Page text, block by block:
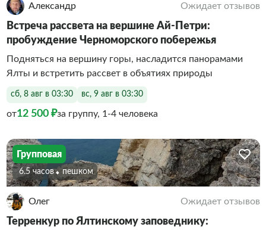
Александр Ожидает отзывов
Встреча рассвета на вершине Ай-Петри:
пробуждение Черноморского побережья
Подняться на вершину горы, насладится панорамами
Ялты и встретить рассвет в объятиях природы
сб, 8 авг в 03:30 вс, 9 авг в 03:30
от12 500 ₽за группу, 1-4 человека
Групповая
6.5 часов Пешком
Олег Ожидает отзывов
Терренкур по Ялтинскому заповеднику: